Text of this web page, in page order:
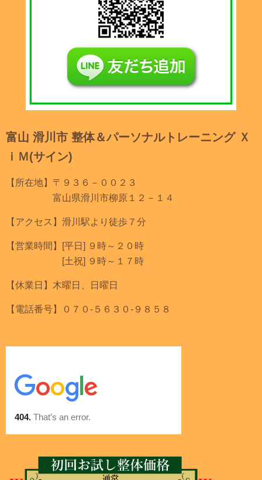
富山 滑川市 整体＆パーソナルトレーニング Ｘ
ｉＭ(サイン)
【所在地】〒９３６－００２３
富山県滑川市柳原１２－１４
【アクセス】滑川駅より徒歩７分
【営業時間】[平日] ９時～２０時
[土祝] ９時～１７時
【休業日】木曜日、日曜日
【電話番号】０７０-５６３０-９８５８